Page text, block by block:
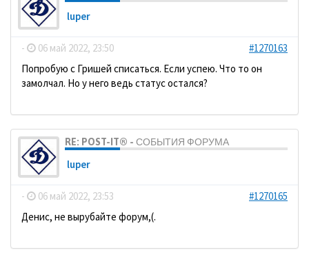
luper
- 06 май 2022, 23:50
#1270163
Попробую с Гришей списаться. Если успею. Что то он
замолчал. Но у него ведь статус остался?
RE: POST-IT® - СОБЫТИЯ ФОРУМА
luper
- 06 май 2022, 23:53
#1270165
Денис, не вырубайте форум,(.